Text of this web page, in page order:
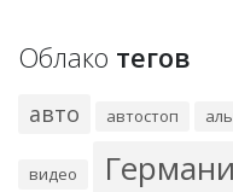
Облако тегов
авто автостоп
видео